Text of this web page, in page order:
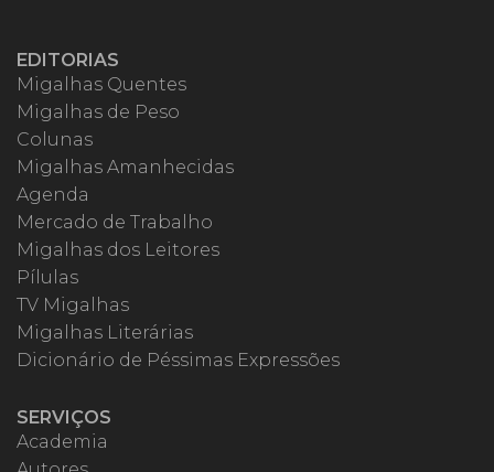
EDITORIAS
Migalhas Quentes
Migalhas de Peso
Colunas
Migalhas Amanhecidas
Agenda
Mercado de Trabalho
Migalhas dos Leitores
Pílulas
TV Migalhas
Migalhas Literárias
Dicionário de Péssimas Expressões
SERVIÇOS
Academia